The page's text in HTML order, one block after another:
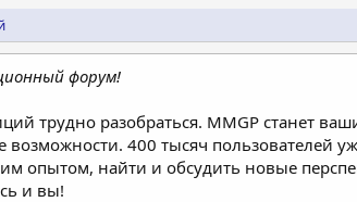
форум!
трудно разобраться. MMGP станет
400 тысяч пользователей
опытом, найти и обсудить новые
и вы!